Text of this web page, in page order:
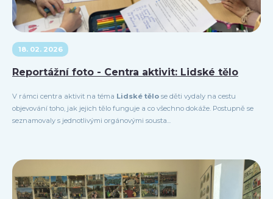
18. 02. 2026
Reportážní foto - Centra aktivit: Lidské tělo
V rámci centra aktivit na téma Lidské tělo se děti vydaly na cestu
objevování toho, jak jejich tělo funguje a co všechno dokáže. Postupně se
seznamovaly s jednotlivými orgánovými sousta...